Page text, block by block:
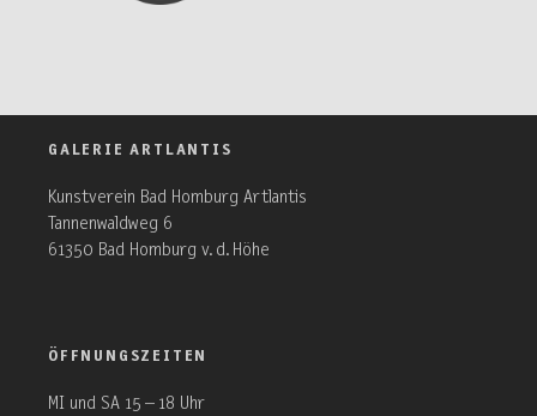
GALERIE ARTLANTIS
Kunstverein Bad Homburg Artlantis
Tannenwaldweg 6
61350 Bad Homburg v. d. Höhe
ÖFFNUNGSZEITEN
MI und SA 15 – 18 Uhr